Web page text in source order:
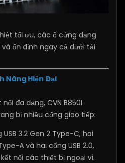
tối ưu, các ổ cứng dạng
ổn định ngay cả dưới tải
Năng Hiện Đại
đa dạng, CVN B850I
bị nhiều cổng giao tiếp:
3.2 Gen 2 Type-C, hai
A và hai cổng USB 2.0,
nối các thiết bị ngoại vi.